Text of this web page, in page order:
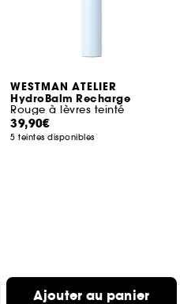
WESTMAN ATELIER
HydroBalm Recharge
Rouge à lèvres teinté
39,90€
5 teintes disponibles
Ajouter au panier